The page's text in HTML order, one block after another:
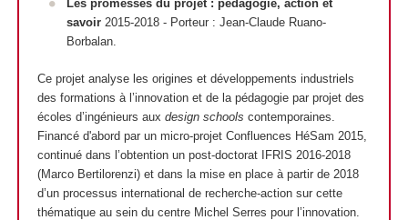
Les promesses du projet : pédagogie, action et
savoir 2015-2018 - Porteur : Jean-Claude Ruano-
Borbalan.
Ce projet analyse les origines et développements industriels
des formations à l’innovation et de la pédagogie par projet des
écoles d’ingénieurs aux design schools contemporaines.
Financé d'abord par un micro-projet Confluences HéSam 2015,
continué dans l’obtention un post-doctorat IFRIS 2016-2018
(Marco Bertilorenzi) et dans la mise en place à partir de 2018
d’un processus international de recherche-action sur cette
thématique au sein du centre Michel Serres pour l’innovation.